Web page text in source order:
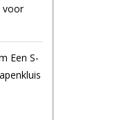
voor
Een S-